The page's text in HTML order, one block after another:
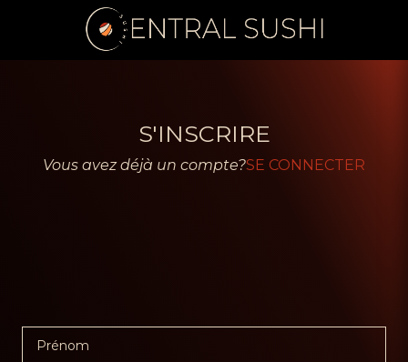
S'INSCRIRE
Vous avez déjà un compte?SE CONNECTER